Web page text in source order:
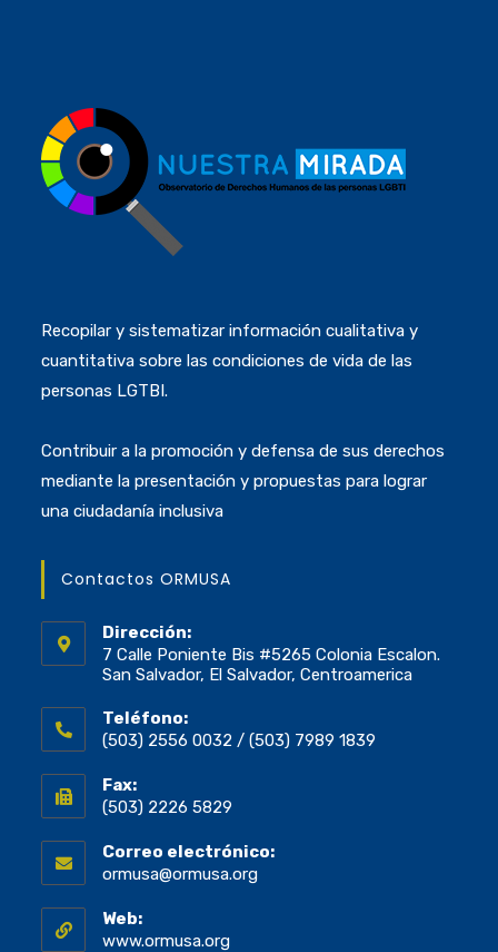
Recopilar y sistematizar información cualitativa y
cuantitativa sobre las condiciones de vida de las
personas LGTBI.
Contribuir a la promoción y defensa de sus derechos
mediante la presentación y propuestas para lograr
una ciudadanía inclusiva
Contactos ORMUSA
Dirección:
7 Calle Poniente Bis #5265 Colonia Escalon.
San Salvador, El Salvador, Centroamerica
Teléfono:
(503) 2556 0032 / (503) 7989 1839
Fax:
(503) 2226 5829
Correo electrónico:
ormusa@ormusa.org
Web:
www.ormusa.org